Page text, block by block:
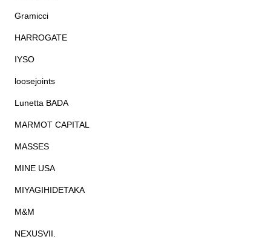
Gramicci
HARROGATE
IYSO
loosejoints
Lunetta BADA
MARMOT CAPITAL
MASSES
MINE USA
MIYAGIHIDETAKA
M&M
NEXUSVII.